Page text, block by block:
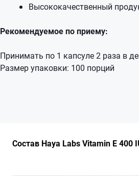
Высококачественный
Рекомендуемое по приему:
Принимать по 1 капсуле 2 раза в
Размер упаковки: 100 порций
Состав Haya Labs Vitamin E 400